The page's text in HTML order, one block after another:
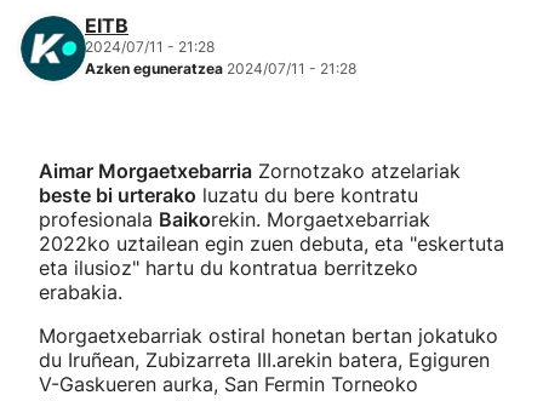
Kirol gehiago
EITB
2024/07/11 - 21:28
Azken eguneratzea 2024/07/11 - 21:28
Aimar Morgaetxebarria Zornotzako atzelariak
beste bi urterako luzatu du bere kontratu
profesionala Baikorekin. Morgaetxebarriak
2022ko uztailean egin zuen debuta, eta "eskertuta
eta ilusioz" hartu du kontratua berritzeko
erabakia.
Morgaetxebarriak ostiral honetan bertan jokatuko
du Iruñean, Zubizarreta III.arekin batera, Egiguren
V-Gaskueren aurka, San Fermin Torneoko